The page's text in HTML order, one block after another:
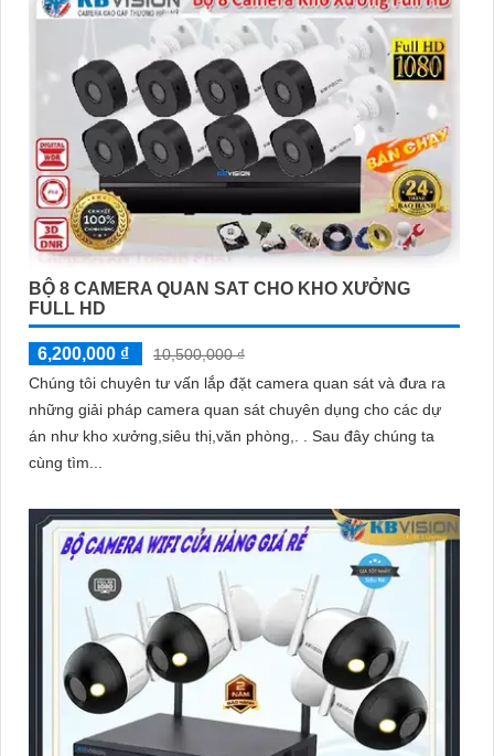
BỘ 8 CAMERA QUAN SAT CHO KHO XƯỞNG
FULL HD
6,200,000 ₫
10,500,000 ₫
Chúng tôi chuyên tư vấn lắp đặt camera quan sát và đưa ra
những giải pháp camera quan sát chuyên dụng cho các dự
án như kho xưởng,siêu thị,văn phòng,. . Sau đây chúng ta
cùng tìm...